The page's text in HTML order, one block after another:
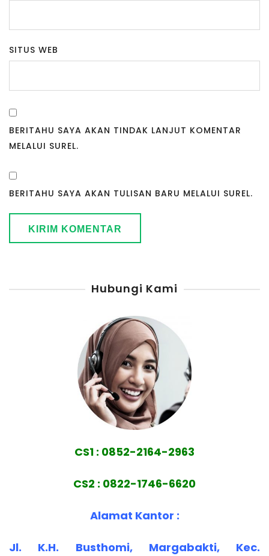
SITUS WEB
BERITAHU SAYA AKAN TINDAK LANJUT KOMENTAR
MELALUI SUREL.
BERITAHU SAYA AKAN TULISAN BARU MELALUI SUREL.
Hubungi Kami
CS1 : 0852-2164-2963
CS2 : 0822-1746-6620
Alamat Kantor :
Jl. K.H. Busthomi, Margabakti, Kec.